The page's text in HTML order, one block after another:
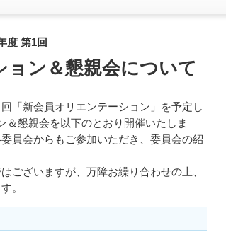
度 第1回
ン＆懇親会について
「新会員オリエンテーション」を予定し
懇親会を以下のとおり開催いたしま
員会からもご参加いただき、委員会の紹
ございますが、万障お繰り合わせの上、
。